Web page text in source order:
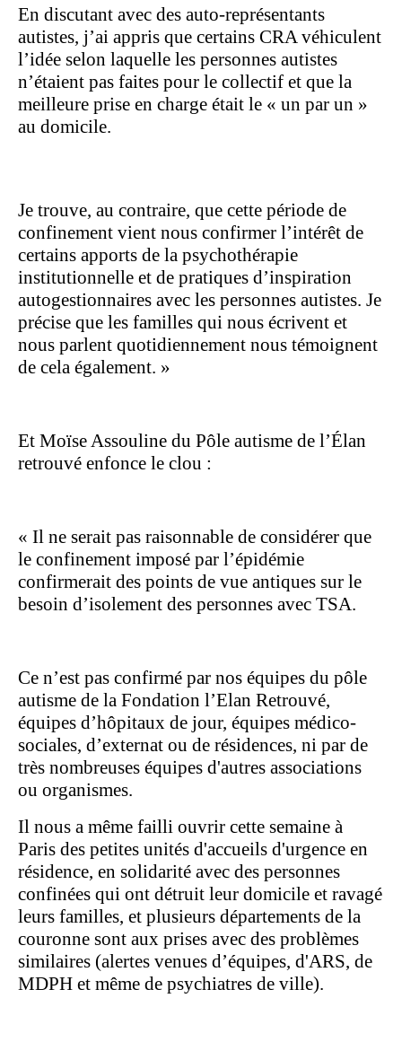
En discutant avec des auto-représentants
autistes, j’ai appris que certains CRA véhiculent
l’idée selon laquelle les personnes autistes
n’étaient pas faites pour le collectif et que la
meilleure prise en charge était le « un par un »
au domicile.
Je trouve, au contraire, que cette période de
confinement vient nous confirmer l’intérêt de
certains apports de la psychothérapie
institutionnelle et de pratiques d’inspiration
autogestionnaires avec les personnes autistes. Je
précise que les familles qui nous écrivent et
nous parlent quotidiennement nous témoignent
de cela également. »
Et Moïse Assouline du Pôle autisme de l’Élan
retrouvé enfonce le clou :
« Il ne serait pas raisonnable de considérer que
le confinement imposé par l’épidémie
confirmerait des points de vue antiques sur le
besoin d’isolement des personnes avec TSA.
Ce n’est pas confirmé par nos équipes du pôle
autisme de la Fondation l’Elan Retrouvé,
équipes d’hôpitaux de jour, équipes médico-
sociales, d’externat ou de résidences, ni par de
très nombreuses équipes d'autres associations
ou organismes.
Il nous a même failli ouvrir cette semaine à
Paris des petites unités d'accueils d'urgence en
résidence, en solidarité avec des personnes
confinées qui ont détruit leur domicile et ravagé
leurs familles, et plusieurs départements de la
couronne sont aux prises avec des problèmes
similaires (alertes venues d’équipes, d'ARS, de
MDPH et même de psychiatres de ville).